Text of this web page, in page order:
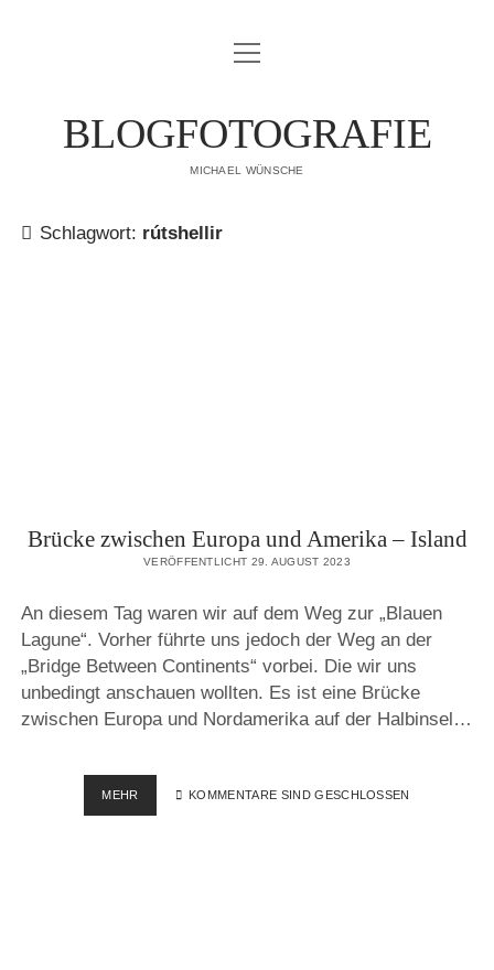
IMPRESSUM
Menü
öffnen
BLOGFOTOGRAFIE
MICHAEL WÜNSCHE
Schlagwort: rútshellir
Brücke zwischen Europa und Amerika – Island
VERÖFFENTLICHT 29. AUGUST 2023
An diesem Tag waren wir auf dem Weg zur „Blauen
Lagune“. Vorher führte uns jedoch der Weg an der
„Bridge Between Continents“ vorbei. Die wir uns
unbedingt anschauen wollten. Es ist eine Brücke
zwischen Europa und Nordamerika auf der Halbinsel…
MEHR BRÜCKE
ZWISCHEN
KOMMENTARE SIND GESCHLOSSEN